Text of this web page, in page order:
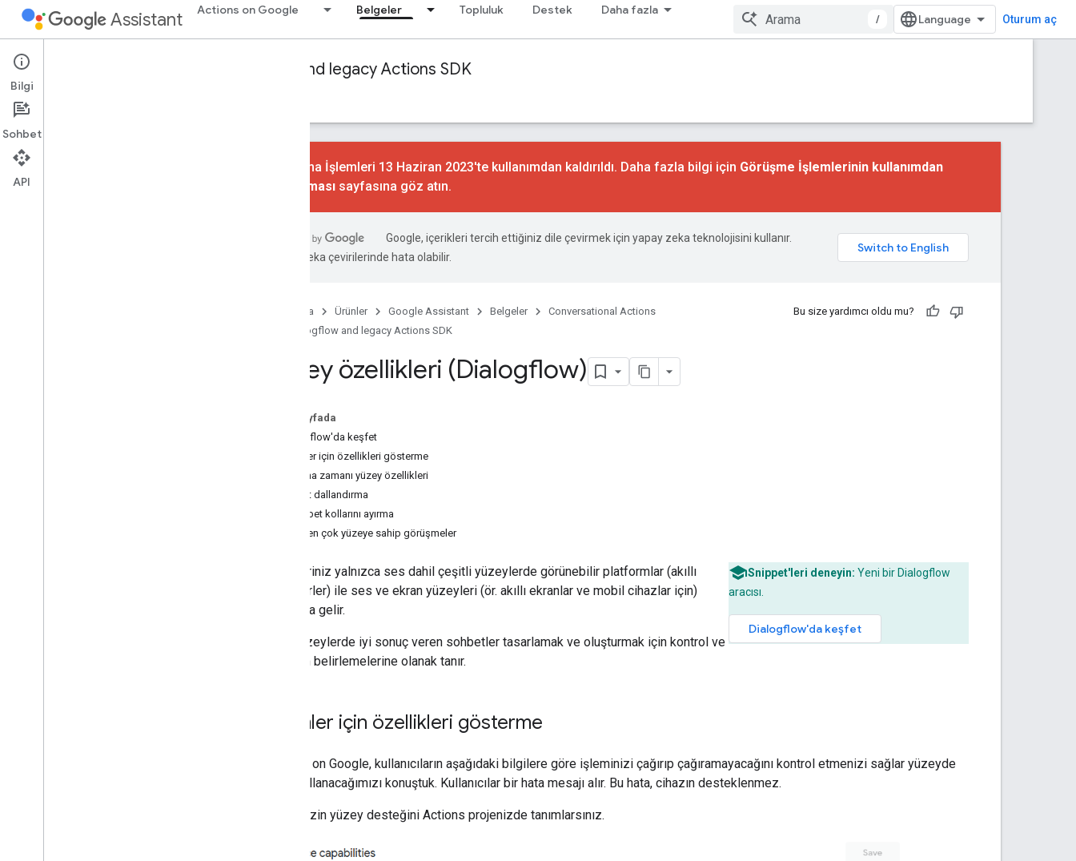
Assistant Actions on Google Belgeler Topluluk Destek Daha fazla
/ Oturum aç
Conversational Actions Dialogflow and legacy Actions SDK
Rehberler
Konuşma İşlemleri 13 Haziran 2023'te kullanımdan kaldırıldı. Daha fazla bilgi için Görüşme İşlemlerinin kullanımdan
kaldırılması sayfasına göz atın.
Google, içerikleri tercih ettiğiniz dile çevirmek için yapay zeka teknolojisini kullanır.
Yapay zeka çevirilerinde hata olabilir.
Ana Sayfa Ürünler Google Assistant Belgeler
Conversational Actions
Dialogflow and legacy Actions SDK
Bu size yardımcı oldu mu?
Yüzey özellikleri (Dialogflow)
Bu sayfada
Dialogflow'da keşfet
İşlemler için özellikleri gösterme
Çalışma zamanı yüzey özellikleri
Yanıt dallandırma
Sohbet kollarını ayırma
Birden çok yüzeye sahip görüşmeler
Snippet'leri deneyin: Yeni bir Dialogflow
aracısı.
Dialogflow'da keşfet
İşlemleriniz yalnızca ses dahil çeşitli yüzeylerde görünebilir platformlar (akıllı
hoparlörler) ile ses ve ekran yüzeyleri (ör. akıllı ekranlar ve mobil cihazlar için)
anlamına gelir.
Tüm yüzeylerde iyi sonuç veren sohbetler tasarlamak ve oluşturmak için kontrol ve
kapsam belirlemelerine olanak tanır.
İşlemler için özellikleri gösterme
Actions on Google, kullanıcıların aşağıdaki bilgilere göre işleminizi çağırıp çağıramayacağını kontrol etmenizi sağlar yüzeyde
nasıl kullanacağımızı konuştuk. Kullanıcılar bir hata mesajı alır. Bu hata, cihazın desteklenmez.
İşleminizin yüzey desteğini Actions projenizde tanımlarsınız.
Bilgi
Sohbet
API